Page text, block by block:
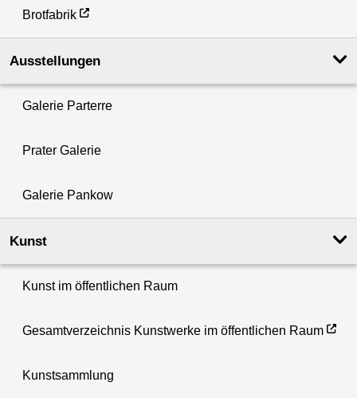
Brotfabrik
Ausstellungen
Galerie Parterre
Prater Galerie
Galerie Pankow
Kunst
Kunst im öffentlichen Raum
Gesamtverzeichnis Kunstwerke im öffentlichen Raum
Kunstsammlung